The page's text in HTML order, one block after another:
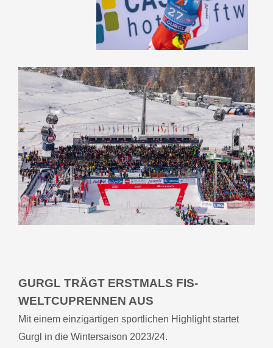
GURGL TRÄGT ERSTMALS FIS-
WELTCUPRENNEN AUS
Mit einem einzigartigen sportlichen Highlight startet
Gurgl in die Wintersaison 2023/24.